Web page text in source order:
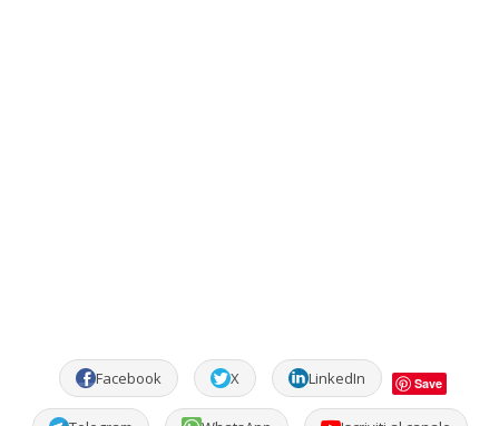
Facebook X LinkedIn Save